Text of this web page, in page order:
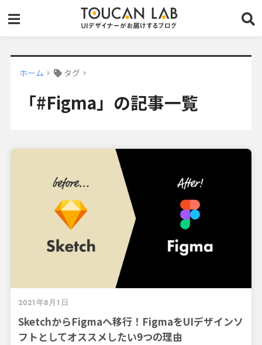
ホーム タグ
「#Figma」の記事一覧
2021年8月1日
SketchからFigmaへ移行！FigmaをUIデザインソ
フトとしてオススメしたい9つの理由